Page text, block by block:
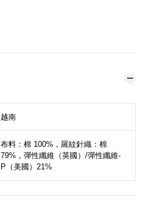
越南
布料：棉 100%，羅紋針織：棉
79%，彈性纖維（英國）/彈性纖維-
P（美國）21%